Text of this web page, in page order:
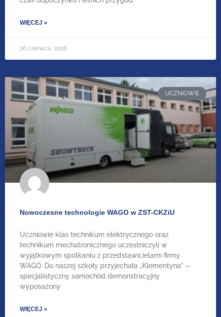
WIĘCEJ »
26 czerwca, 2026
UCZNIOWIE
Nowoczesne technologie WAGO w ZST-CKZiU
Uczniowie klas technikum elektrycznego oraz
technikum mechatronicznego uczestniczyli w
wyjątkowym spotkaniu z przedstawicielami firmy
WAGO. Do naszej szkoły przyjechała „Klementyna” –
specjalistyczny samochód demonstracyjny
wyposażony
WIĘCEJ »